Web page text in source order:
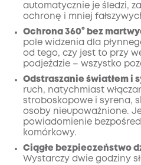
automatycznie je śledzi,
ochronę i mniej
Ochrona 360° bez
pole widzenia dla
od tego, czy jest to przy
podjeździe – wszystko
Odstraszanie światłem i
ruch, natychmiast
stroboskopowe i syrena,
osoby nieupoważnione.
powiadomienie
komórkowy.
Ciągłe bezpieczeństwo
Wystarczy dwie godziny